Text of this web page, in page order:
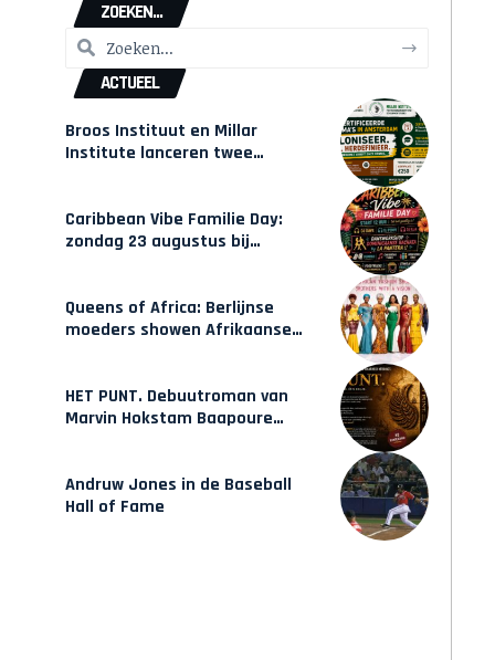
ZOEKEN...
ACTUEEL
Broos Instituut en Millar
Institute lanceren twee
Caribbean Vibe Familie Day:
zondag 23 augustus bij
Queens of Africa: Berlijnse
moeders showen Afrikaanse
HET PUNT. Debuutroman van
Marvin Hokstam Baapoure
Andruw Jones in de Baseball
Hall of Fame